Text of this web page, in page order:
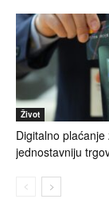
Život
Digitalno plaćanje
jednostavniju